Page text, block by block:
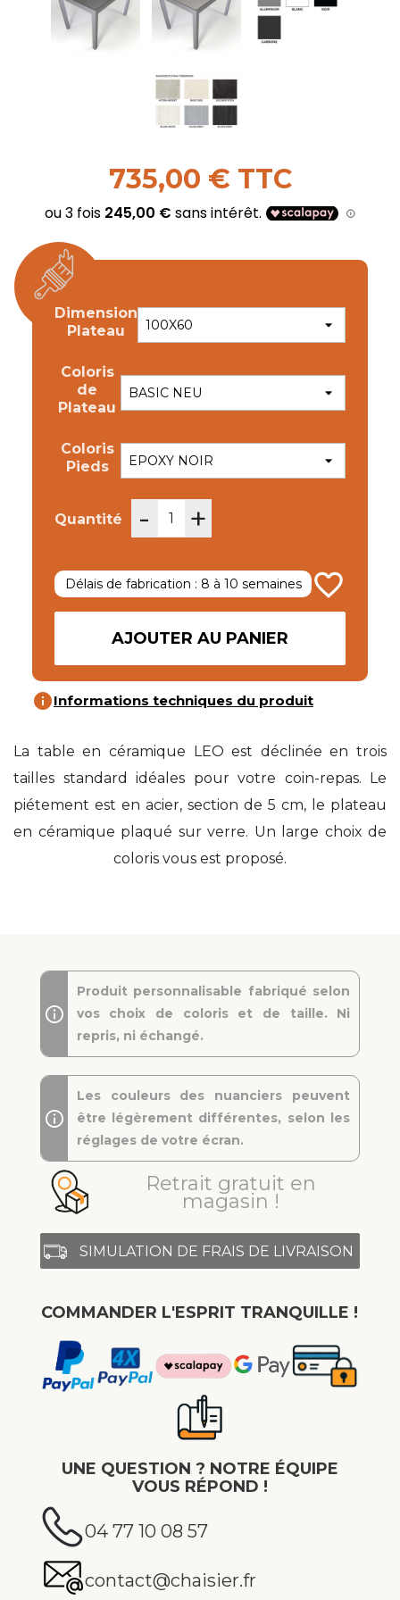
735,00 € TTC
Dimension
Plateau
Coloris
de
Plateau
Coloris
Pieds
Quantité - +
Délais de fabrication : 8 à 10 semaines favorite_border
AJOUTER AU PANIER
infoInformations techniques du produit
La table en céramique LEO est déclinée en trois
tailles standard idéales pour votre coin-repas. Le
piétement est en acier, section de 5 cm, le plateau
en céramique plaqué sur verre. Un large choix de
coloris vous est proposé.
Produit personnalisable fabriqué selon
vos choix de coloris et de taille. Ni
repris, ni échangé.
Les couleurs des nuanciers peuvent
être légèrement différentes, selon les
réglages de votre écran.
Retrait gratuit en
magasin !
SIMULATION DE FRAIS DE LIVRAISON
COMMANDER L'ESPRIT TRANQUILLE !
UNE QUESTION ? NOTRE ÉQUIPE
VOUS RÉPOND !
04 77 10 08 57
contact@chaisier.fr